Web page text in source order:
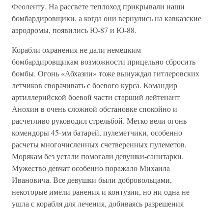
Феоленту. На рассвете теплоход прикрывали наши
бомбардировщики, а когда они вернулись на кавказские
аэродромы, появились Ю-87 и Ю-88.
Корабли охранения не дали немецким
бомбардировщикам возможности прицельно сбросить
бомбы. Огонь «Абхазии» тоже вынуждал гитлеровских
летчиков сворачивать с боевого курса. Командир
артиллерийской боевой части старший лейтенант
Анохин в очень сложной обстановке спокойно и
расчетливо руководил стрельбой. Метко вели огонь
комендоры 45-мм батарей, пулеметчики, особенно
расчеты многочисленных счетверенных пулеметов.
Морякам без устали помогали девушки-санитарки.
Мужество девчат особенно поражало Михаила
Ивановича. Все девушки были добровольцами,
некоторые имели ранения и контузии, но ни одна не
ушла с корабля для лечения, добиваясь разрешения